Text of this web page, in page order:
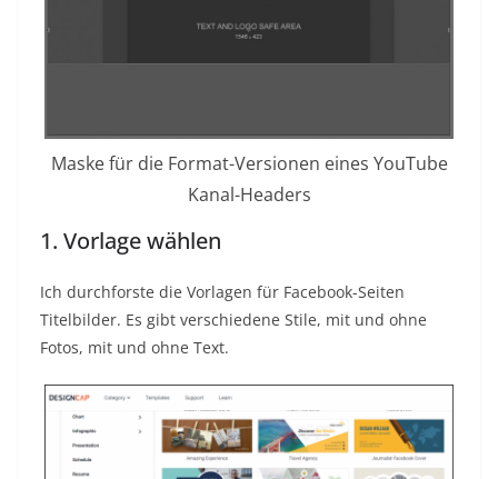
Maske für die Format-Versionen eines YouTube
Kanal-Headers
1. Vorlage wählen
Ich durchforste die Vorlagen für Facebook-Seiten
Titelbilder. Es gibt verschiedene Stile, mit und ohne
Fotos, mit und ohne Text.